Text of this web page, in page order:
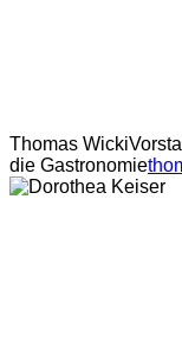
Thomas Wicki
die Gastronomie